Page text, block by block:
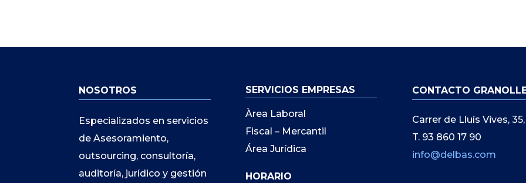
NOSOTROS
Especializados en servicios
de Asesoramiento,
outsourcing, consultoría,
auditoría, jurídico y gestión
SERVICIOS EMPRESAS
Àrea Laboral
Fiscal – Mercantil
Área Jurídica
HORARIO
CONTACTO
Carrer de Lluís Vives,
T. 93 860 17 90
info@delbas.com